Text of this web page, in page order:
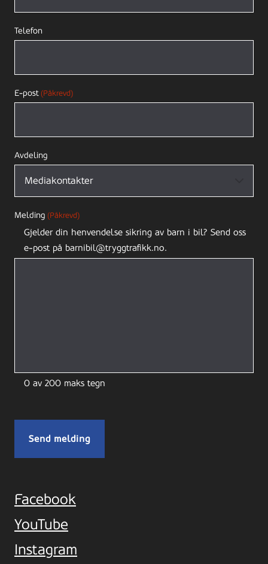
Telefon
E-post (Påkrevd)
Avdeling
Melding (Påkrevd)
Gjelder din henvendelse sikring av barn i bil? Send oss
e-post på barnibil@tryggtrafikk.no.
0 av 200 maks tegn
Facebook
YouTube
Instagram